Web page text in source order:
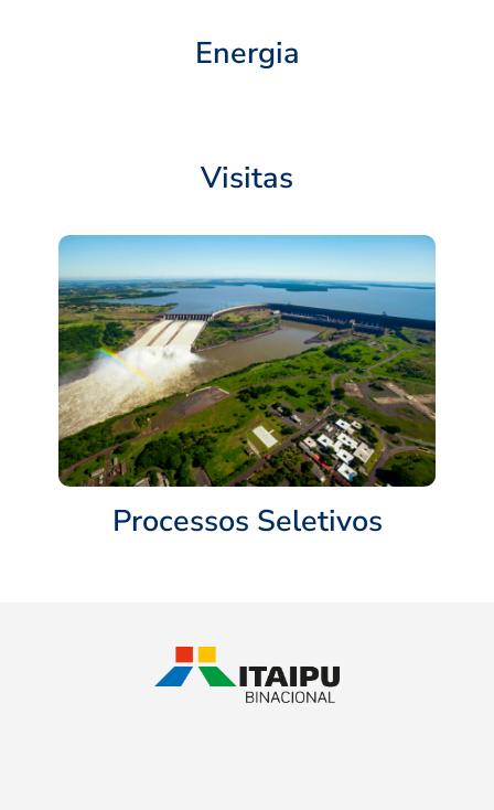
Energia
Visitas
Processos Seletivos